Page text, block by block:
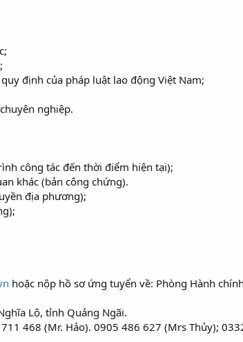
định của pháp luật lao động Việt Nam;
nghiệp.
công tác đến thời điểm hiện tại);
khác (bản công chứng).
địa phương);
hoặc nộp hồ sơ ứng tuyển về: Phòng Hành
Lộ, tỉnh Quảng Ngãi.
468 (Mr. Hảo). 0905 486 627 (Mrs Thủy);